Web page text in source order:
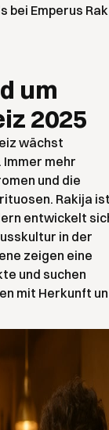
bei Emperus
um
2025
wächst
Immer mehr
und die
Rakija
entwickelt
in der
zeigen eine
und suchen
mit Herkunft